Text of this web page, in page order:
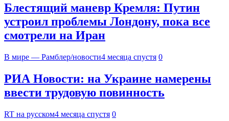
Блестящий маневр Кремля: Путин
устроил проблемы Лондону, пока все
смотрели на Иран
В мире — Рамблер/новости4 месяца спустя 0
РИА Новости: на Украине намерены
ввести трудовую повинность
RT на русском4 месяца спустя 0